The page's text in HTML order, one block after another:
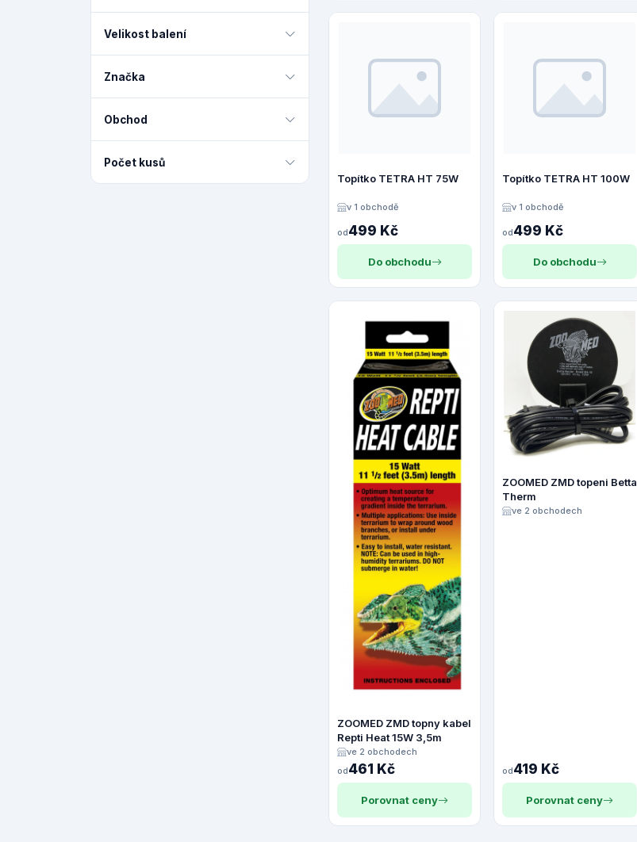
Velikost balení
Značka
Obchod
Počet kusů
Topítko TETRA HT 75W
v 1 obchodě
od499 Kč
Do obchodu
Topítko TETRA HT 100W
v 1 obchodě
od499 Kč
Do obchodu
ZOOMED ZMD topny kabel
Repti Heat 15W 3,5m
ve 2 obchodech
od461 Kč
Porovnat ceny
ZOOMED ZMD topeni Betta
Therm
ve 2 obchodech
od419 Kč
Porovnat ceny